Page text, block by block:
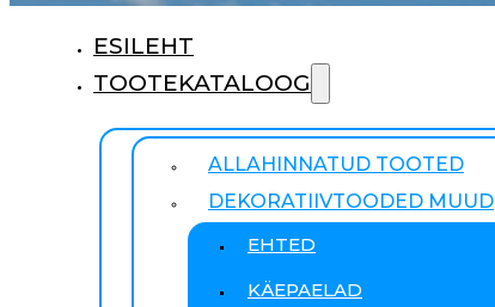
ESILEHT
TOOTEKATALOOG
ALLAHINNATUD TOOTED
DEKORATIIVTOODED MUUD
EHTED
KÄEPAELAD